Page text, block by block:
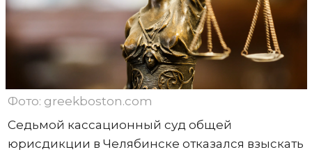
Фото: greekboston.com
Седьмой кассационный суд общей
юрисдикции в Челябинске отказался взыскать